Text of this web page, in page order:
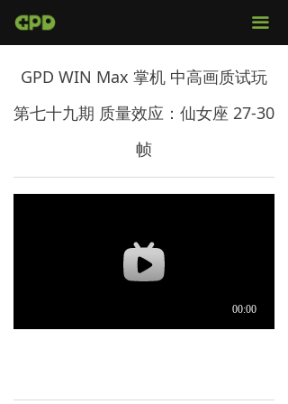
끀
官网首页
视频评测
固件下载
GPD WIN Max 掌机 中高画质试玩
第七十九期 质量效应：仙女座 27-30
帧